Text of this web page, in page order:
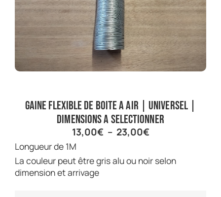
Gaine flexible de boite a air | Universel |
Dimensions a selectionner
13,00€ – 23,00€
Longueur de 1M
La couleur peut être gris alu ou noir selon
dimension et arrivage